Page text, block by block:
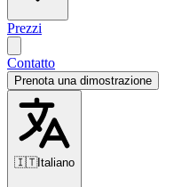
Prezzi
Contatto
Prenota una dimostrazione
🇮🇹Italiano